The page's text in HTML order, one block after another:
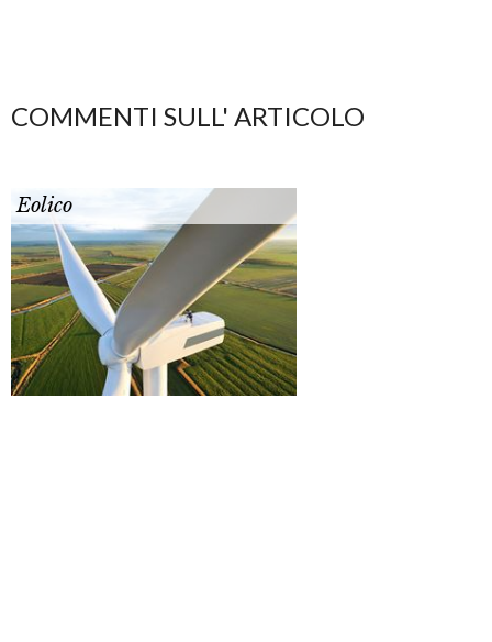
COMMENTI SULL' ARTICOLO
Eolico